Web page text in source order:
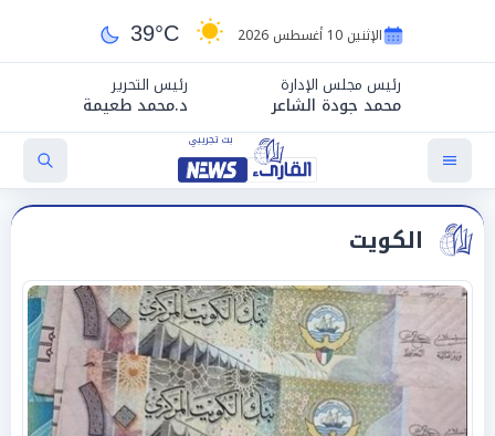
الإثنين 10 أغسطس 2026 39°C
رئيس مجلس الإدارة
محمد جودة الشاعر
رئيس التحرير
د.محمد طعيمة
الكويت